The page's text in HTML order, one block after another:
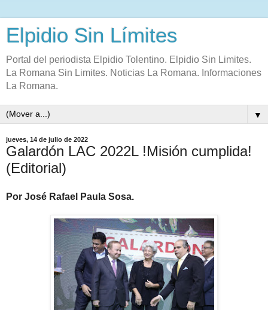
Elpidio Sin Límites
Portal del periodista Elpidio Tolentino. Elpidio Sin Limites.
La Romana Sin Limites. Noticias La Romana. Informaciones
La Romana.
▼
jueves, 14 de julio de 2022
Galardón LAC 2022L !Misión cumplida!
(Editorial)
Por José Rafael Paula Sosa.